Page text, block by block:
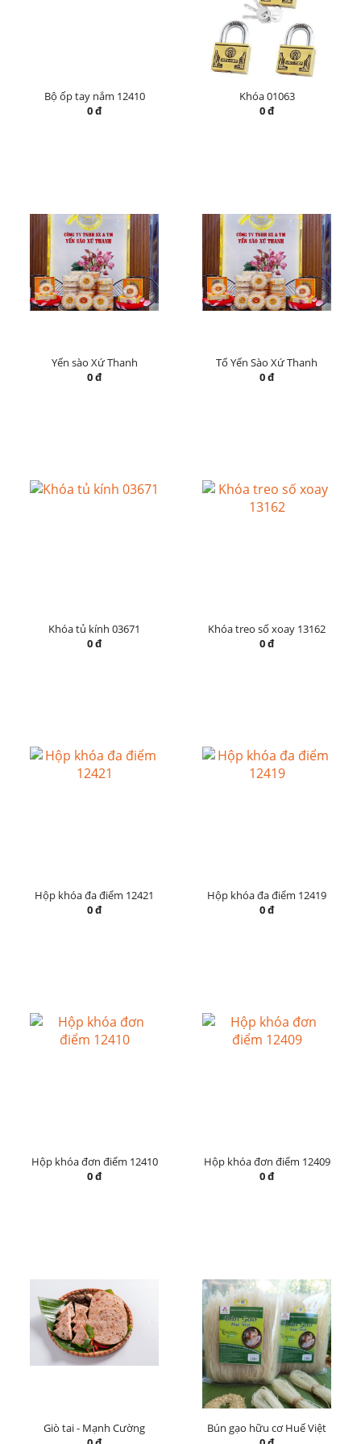
Bộ ốp tay nắm 12410
0 đ
Khóa 01063
0 đ
Yến sào Xứ Thanh
0 đ
Tổ Yến Sào Xứ Thanh
0 đ
Khóa tủ kính 03671
0 đ
Khóa treo số xoay 13162
0 đ
Hộp khóa đa điểm 12421
0 đ
Hộp khóa đa điểm 12419
0 đ
Hộp khóa đơn điểm 12410
0 đ
Hộp khóa đơn điểm 12409
0 đ
Giò tai - Mạnh Cường
Bún gạo hữu cơ Huế Việt